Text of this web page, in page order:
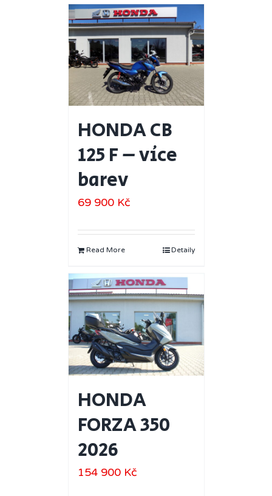
HONDA CB
125 F – více
barev
69 900 Kč
Read More Detaily
HONDA
FORZA 350
2026
154 900 Kč